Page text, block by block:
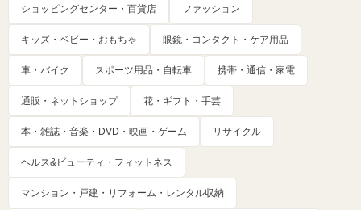
ショッピングセンター・百貨店 ファッション
キッズ・ベビー・おもちゃ 眼鏡・コンタクト・ケア用品
車・バイク スポーツ用品・自転車 携帯・通信・家電
通販・ネットショップ 花・ギフト・手芸
本・雑誌・音楽・DVD・映画・ゲーム リサイクル
ヘルス&ビューティ・フィットネス
マンション・戸建・リフォーム・レンタル収納